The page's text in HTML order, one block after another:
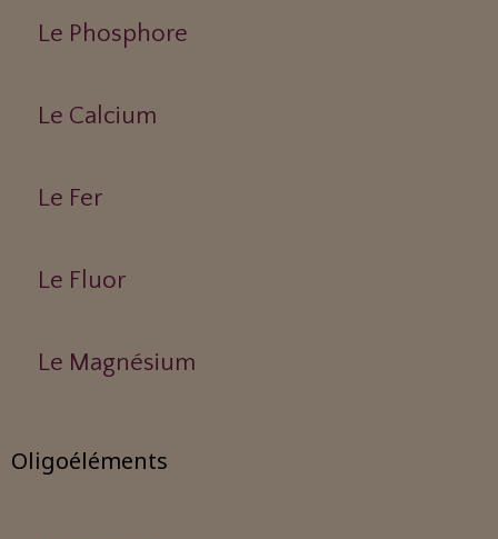
Le Phosphore
Le Calcium
Le Fer
Le Fluor
Le Magnésium
Oligoéléments